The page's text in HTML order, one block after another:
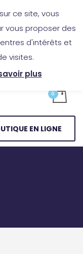
EN LIGNE
ce site, vous
vous proposer des
d'intérêts et
visites.
plus